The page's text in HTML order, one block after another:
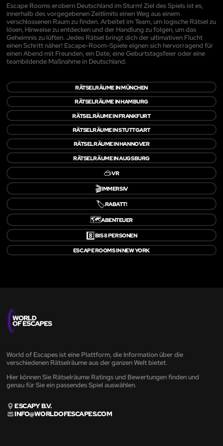
Escape Rooms erobern Deutschland im Sturm! Ziel des Spiels ist es,
innerhalb des vorgegebenen Zeitlimits einen Weg aus einem
verschlossenen Raum zu finden. Arbeitet im Team, um logische Rätsel zu
lösen, Hinweise zu entdecken und der Handlung zu folgen, um das
Geheimnis zu lüften. Jedes Rätsel bringt dich der ultimativen Flucht
einen Schritt näher! Escape-Room-Spiele eignen sich hervorragend für
einen Abend mit Freunden, ein Date, eine Geburtstagsfeier oder eine
teambildende Maßnahme in Deutschland.
RÄTSELRÄUME IN MÜNCHEN
RÄTSELRÄUME IN HAMBURG
RÄTSELRÄUME IN FRANKFURT
RÄTSELRÄUME IN STUTTGART
RÄTSELRÄUME IN HANNOVER
RÄTSELRÄUME IN AUGSBURG
🥽VR
🎬IMMERSIV
🏷️RABATT!
🗺️ABENTEUER
8️⃣BIS 8 PERSONEN
ESCAPE ROOMS IN NEW YORK
World of Escapes ist eine Plattform, die Information über die
verschiedenen Rätselräume aus der ganzen Welt bietet.
Hier können Sie Rätselräume Ratings und Bewertungen finden und
genau für Sie ein passendes Spiel auswählen.
ESCAPY B.V.
INFO@WORLDOFESCAPES.COM